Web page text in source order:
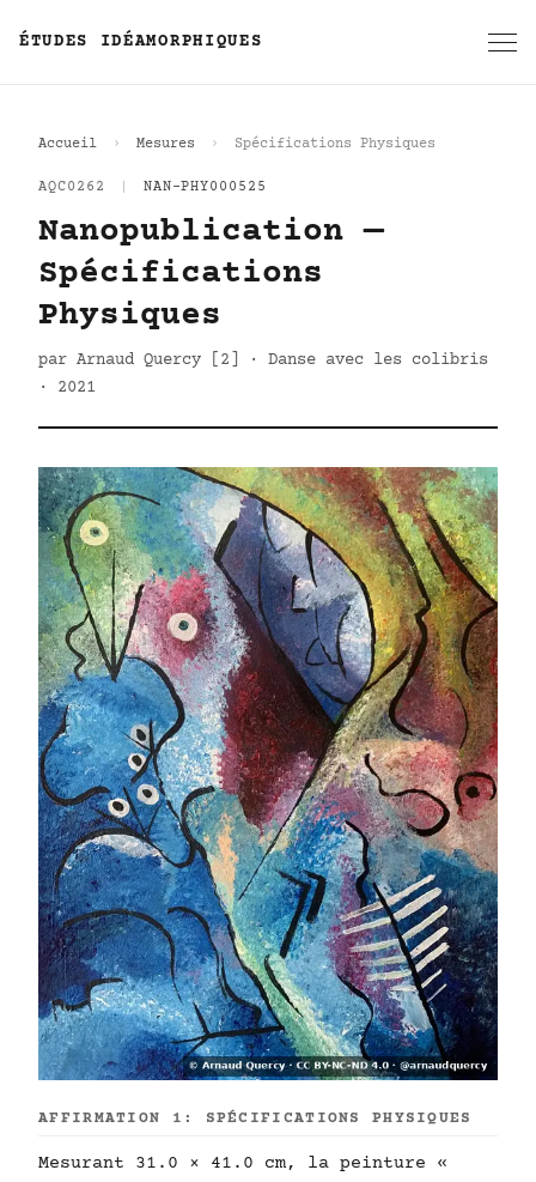
ÉTUDES IDÉAMORPHIQUES
Accueil Mesures Spécifications Physiques
AQC0262 NAN-PHY000525
Nanopublication —
Spécifications
Physiques
par Arnaud Quercy [2] · Danse avec les colibris
· 2021
AFFIRMATION 1: SPÉCIFICATIONS PHYSIQUES
Mesurant 31.0 × 41.0 cm, la peinture «